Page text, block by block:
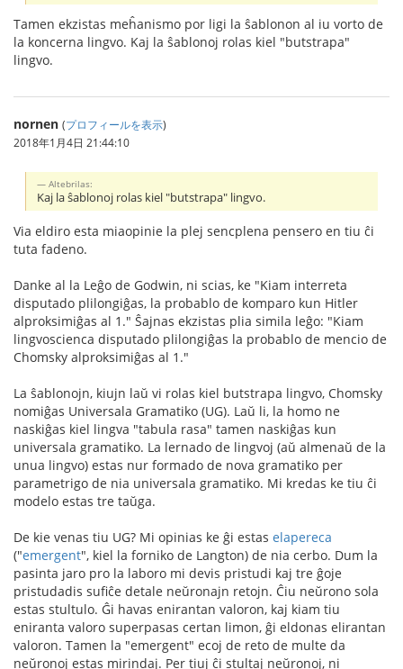
Tamen ekzistas meĥanismo por ligi la ŝablonon al iu vorto de
la koncerna lingvo. Kaj la ŝablonoj rolas kiel "butstrapa"
lingvo.
nornen (プロフィールを表示)
2018年1月4日 21:44:10
Altebrilas:
Kaj la ŝablonoj rolas kiel "butstrapa" lingvo.
Via eldiro esta miaopinie la plej sencplena pensero en tiu ĉi
tuta fadeno.
Danke al la Leĝo de Godwin, ni scias, ke "Kiam interreta
disputado plilongiĝas, la probablo de komparo kun Hitler
alproksimiĝas al 1." Ŝajnas ekzistas plia simila leĝo: "Kiam
lingvoscienca disputado plilongiĝas la probablo de mencio de
Chomsky alproksimiĝas al 1."
La ŝablonojn, kiujn laŭ vi rolas kiel butstrapa lingvo, Chomsky
nomiĝas Universala Gramatiko (UG). Laŭ li, la homo ne
naskiĝas kiel lingva "tabula rasa" tamen naskiĝas kun
universala gramatiko. La lernado de lingvoj (aŭ almenaŭ de la
unua lingvo) estas nur formado de nova gramatiko per
parametrigo de nia universala gramatiko. Mi kredas ke tiu ĉi
modelo estas tre taŭga.
De kie venas tiu UG? Mi opinias ke ĝi estas elapereca
("emergent", kiel la forniko de Langton) de nia cerbo. Dum la
pasinta jaro pro la laboro mi devis pristudi kaj tre ĝoje
pristudadis sufiĉe detale neŭronajn retojn. Ĉiu neŭrono sola
estas stultulo. Ĝi havas enirantan valoron, kaj kiam tiu
eniranta valoro superpasas certan limon, ĝi eldonas elirantan
valoron. Tamen la "emergent" ecoj de reto de multe da
neŭronoj estas mirindaj. Per tiuj ĉi stultaj neŭronoj, ni